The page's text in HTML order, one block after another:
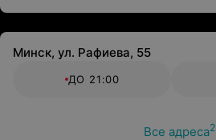
Минск, ул. Рафиева, 55
ДО 21:00
Все адреса2